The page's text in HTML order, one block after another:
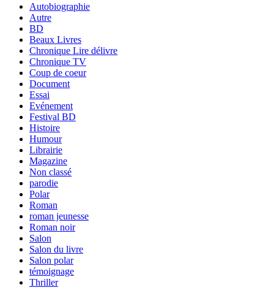
Autobiographie
Autre
BD
Beaux Livres
Chronique Lire délivre
Chronique TV
Coup de coeur
Document
Essai
Evénement
Festival BD
Histoire
Humour
Librairie
Magazine
Non classé
parodie
Polar
Roman
roman jeunesse
Roman noir
Salon
Salon du livre
Salon polar
témoignage
Thriller